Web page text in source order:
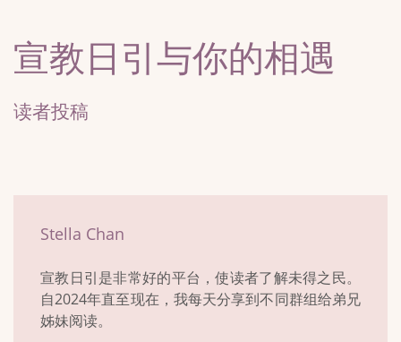
宣教日引与你的相遇
读者投稿
Stella Chan
宣教日引是非常好的平台，使读者了解未得之民。
自2024年直至现在，我每天分享到不同群组给弟兄
姊妹阅读。